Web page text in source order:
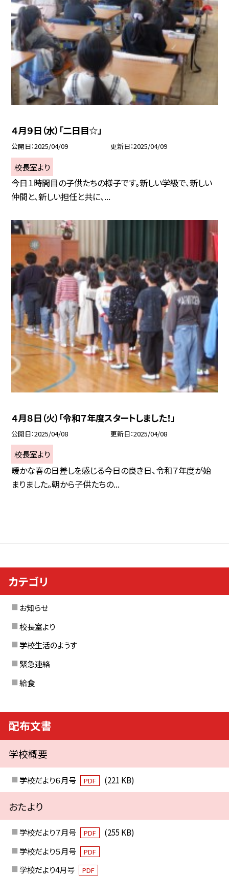
４月９日（水）「二日目☆」
公開日 2025/04/09 更新日 2025/04/09
校長室より
今日１時間目の子供たちの様子です。新しい学級で、新しい
仲間と、新しい担任と共に、...
４月８日（火）「令和７年度スタートしました！」
公開日 2025/04/08 更新日 2025/04/08
校長室より
暖かな春の日差しを感じる今日の良き日、令和７年度が始
まりました。朝から子供たちの...
カテゴリ
お知らせ
校長室より
学校生活のようす
緊急連絡
給食
配布文書
学校概要
学校だより６月号 PDF (221 KB)
おたより
学校だより７月号 PDF
(255 KB)
学校だより５月号
PDF
学校だより4月号 PDF